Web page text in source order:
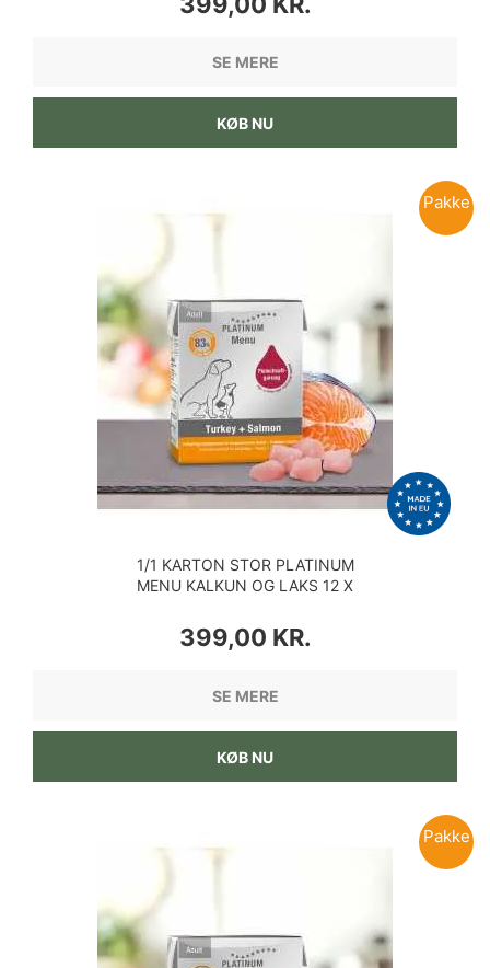
SE MERE
KØB NU
Pakke
1/1 KARTON STOR PLATINUM
MENU KALKUN OG LAKS 12 X
PRIS
399,00 KR.
SE MERE
KØB NU
Pakke